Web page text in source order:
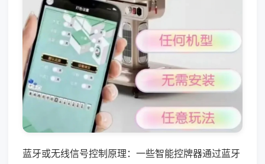
蓝牙或无线信号控制原理：一些智能控牌器通过蓝牙